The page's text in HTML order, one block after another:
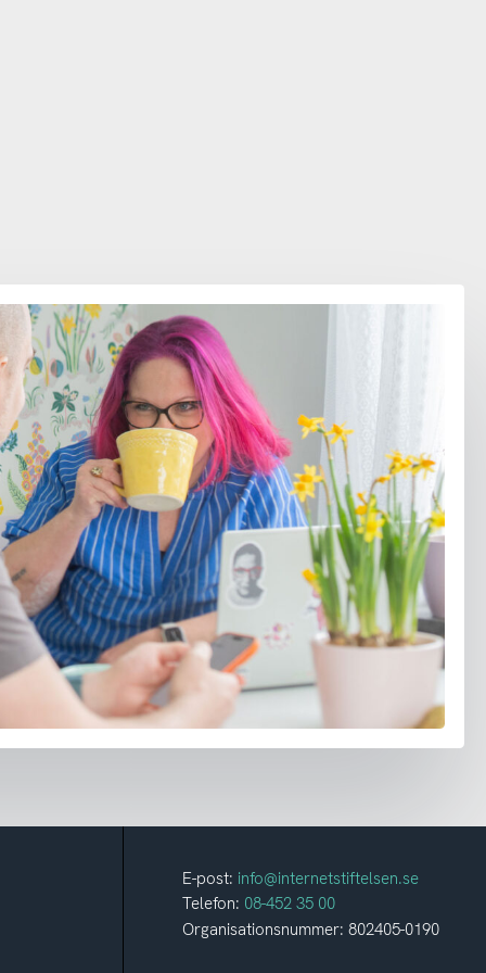
E-post: info@internetstiftelsen.se
Telefon: 08-452 35 00
Organisationsnummer: 802405-0190